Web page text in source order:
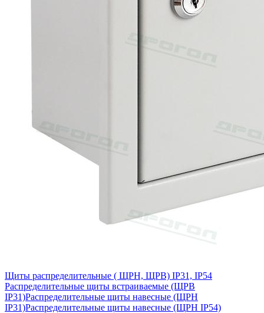
Щиты распределительные ( ЩРН, ЩРВ) IP31, IP54
Распределительные щиты встраиваемые (ЩРВ
IP31)Распределительные щиты навесные (ЩРН
IP31)Распределительные щиты навесные (ЩРН IP54)